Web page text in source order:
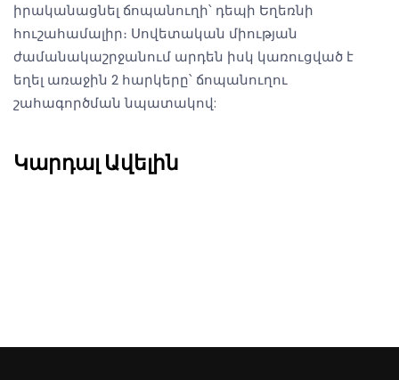
իրականացնել ճոպանուղի՝ դեպի Եղեռնի
հուշահամալիր։ Սովետական միության
ժամանակաշրջանում արդեն իսկ կառուցված է
եղել առաջին 2 հարկերը՝ ճոպանուղու
շահագործման նպատակով:
Կարդալ Ավելին